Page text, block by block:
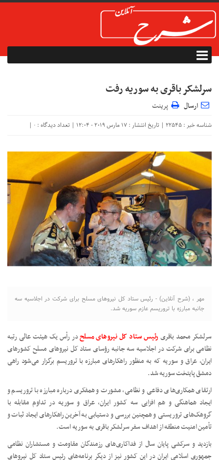
سرلشکر باقری به سوریه رفت
ارسال پرینت
شناسه خبر : 22545 | تاریخ انتشار : 17 مارس 2019 - 12:04 | تعداد دیدگاه : ۰ |
مهر ، (شرح آنلاین) - رئیس ستاد کل نیروهای مسلح برای شرکت در اجلاسیه سه
جانبه مبارزه با تروریسم عازم سوریه شد.
سرلشکر محمد باقری رئیس ستاد کل نیروهای مسلحدر رأس یک هیئت عالی رتبه
نظامی برای شرکت در اجلاسیه سه جانبه رؤسای ستاد کل نیروهای مسلح کشورهای
ایران، عراق و سوریه که به منظور راهکارهای مبارزه با تروریسم برگزار می‌شود راهی
دمشق پایتخت سوریه شد.
ارتقای همکاری‌های دفاعی و نظامی، مشورت و همفکری درباره مبارزه با تروریسم و
ایجاد هماهنگی و هم افزایی سه کشور ایران، عراق و سوریه در تداوم مقابله با
گروهک‌های تروریستی و همچنین بررسی و دستیابی به آخرین راهکارهای ایجاد ثبات و
تأمین امنیت منطقه از اهداف سفر سرلشکر باقری به سوریه است.
بازدید و سرکشی پایان سال از فداکاری‌های رزمندگان مقاومت و مستشاران نظامی
جمهوری اسلامی ایران در این کشور نیز از دیگر برنامه‌های رئیس ستاد کل نیروهای